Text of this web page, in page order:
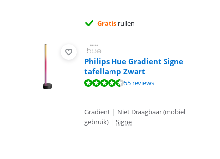
Gratis ruilen
Philips Hue Gradient Signe
tafellamp Zwart
Beoordeling is 9,4 van de 10, gebaseerd op 55 reviews.
55 reviews
Gradient | Niet Draagbaar (mobiel
gebruik) | Signe